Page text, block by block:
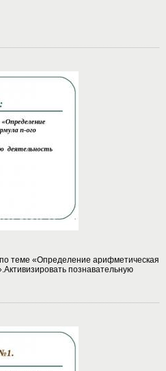
теме «Определение арифметическая
познавательную